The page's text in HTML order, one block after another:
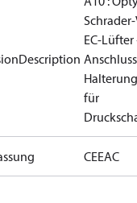
für
CEEAC